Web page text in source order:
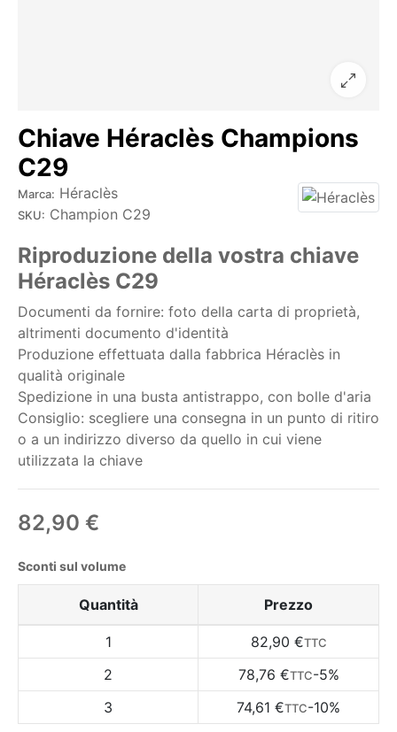
Chiave Héraclès Champions
C29
Marca: Héraclès
SKU: Champion C29
Riproduzione della vostra chiave
Héraclès C29
Documenti da fornire: foto della carta di proprietà,
altrimenti documento d'identità
Produzione effettuata dalla fabbrica Héraclès in
qualità originale
Spedizione in una busta antistrappo, con bolle d'aria
Consiglio: scegliere una consegna in un punto di ritiro
o a un indirizzo diverso da quello in cui viene
utilizzata la chiave
82,90 €
Sconti sul volume
Quantità Prezzo
1 82,90 €TTC
2 78,76 €TTC-5%
3
74,61 €TTC-10%